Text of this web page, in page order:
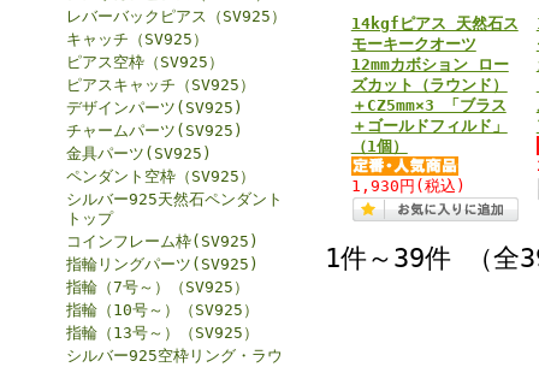
レバーバックピアス（SV925）
キャッチ（SV925）
ピアス空枠（SV925）
ピアスキャッチ（SV925）
デザインパーツ(SV925)
チャームパーツ(SV925)
金具パーツ(SV925)
ペンダント空枠（SV925）
シルバー925天然石ペンダント
トップ
コインフレーム枠(SV925)
指輪リングパーツ(SV925)
指輪（7号～）（SV925）
指輪（10号～）（SV925）
指輪（13号～）（SV925）
シルバー925空枠リング・ラウ
14kgfピアス 天然石ス
モーキークオーツ
12mmカボション ロー
ズカット（ラウンド）
＋CZ5mm×3 「ブラス
＋ゴールドフィルド」
（1個）
1,930円 (税込)
1件～39件 （全